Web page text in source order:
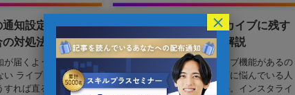
知設定の方法や
対処法を解説
が届くようにしたいの
い ライブ配信の通知が
すれば直るの？ インス
インスタライブをアーカイブに残す
方法とそのメリットを解説
インスタライブにはアーカイブ機能があるの
かや、やり方がよく分からずに悩んでいる人
も多いのではないでしょうか。インスタライ
×